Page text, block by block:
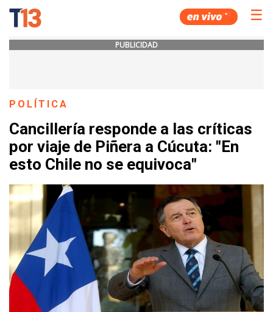
☰
PUBLICIDAD
POLÍTICA
Cancillería responde a las críticas
por viaje de Piñera a Cúcuta: "En
esto Chile no se equivoca"